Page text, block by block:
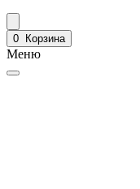
0 Корзина
Меню